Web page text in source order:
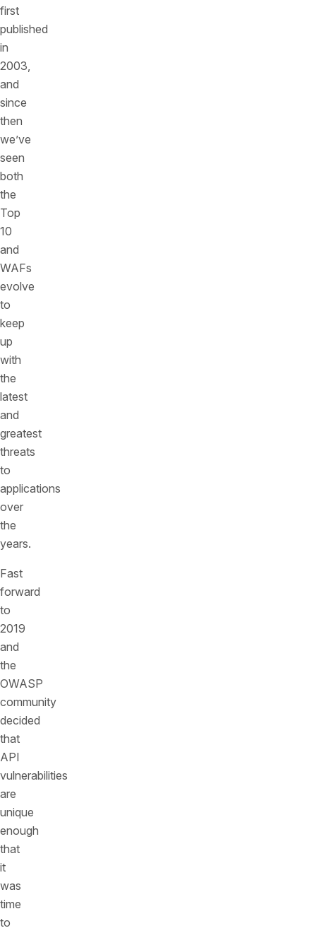
first
published
in
2003,
and
since
then
we’ve
seen
both
the
Top
10
and
WAFs
evolve
to
keep
up
with
the
latest
and
greatest
threats
to
applications
over
the
years.
Fast
forward
to
2019
and
the
OWASP
community
decided
that
API
vulnerabilities
are
unique
enough
that
it
was
time
to